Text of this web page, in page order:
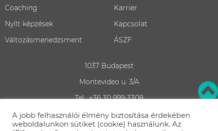
Coaching
Nyílt képzések
Változásmenedzsment
Karrier
Kapcsolat
ÁSZF
1037 Budapest
Montevideo u. 3/A
Tel.: +36 30 999-3308
Adatvédelem
A jobb felhasználói élmény biztosítása érdekében
weboldalunkon sütiket (cookie) használunk. Az